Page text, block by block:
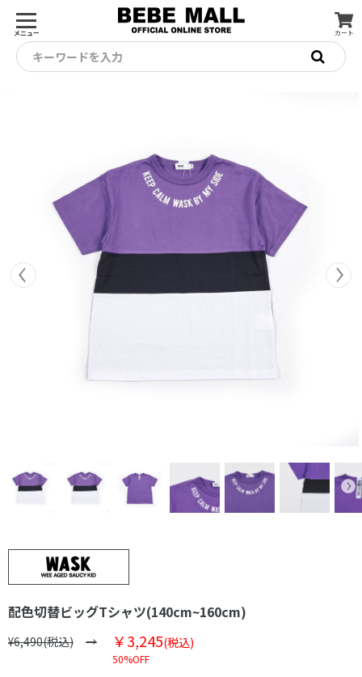
メニュー カート
キーワードを入力
配色切替ビッグTシャツ(140cm~160cm)
¥6,490(税込) ￥3,245(税込)
50%OFF